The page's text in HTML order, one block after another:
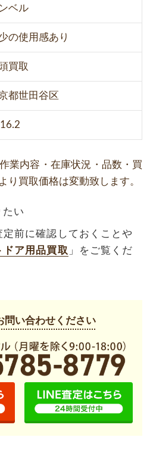
ベル
の使用感あり
買取
都世田谷区
業内容・在庫状況・品数・買
り買取価格は変動致します。
たい
前に確認しておくことや
ドア用品買取 」をご覧くだ
問い合わせください